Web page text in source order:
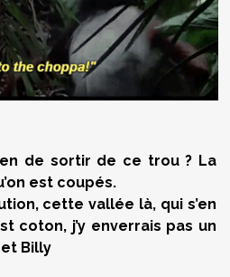
de sortir de ce trou ? La
est coupés.
cette vallée là, qui s’en
coton, j’y enverrais pas un
Billy